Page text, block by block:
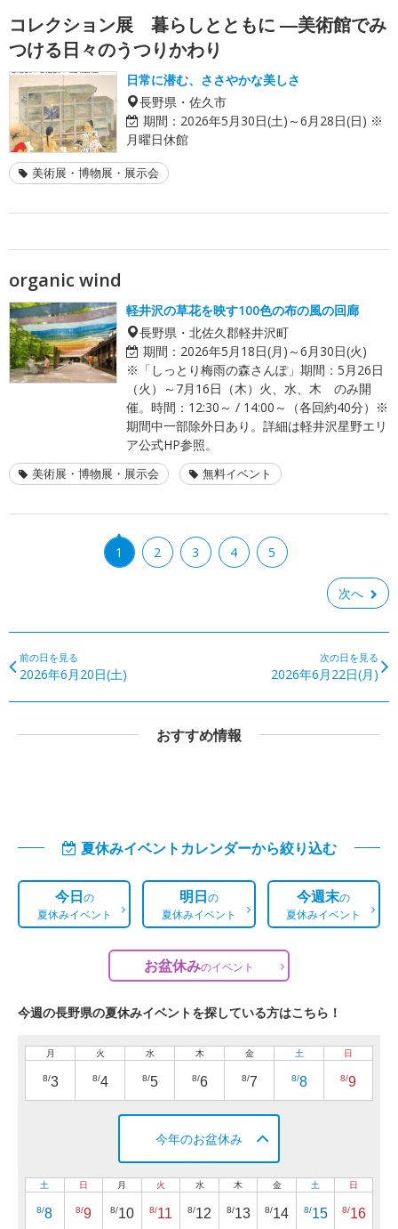
コレクション展 暮らしとともに ―美術館でみ
つける日々のうつりかわり
日常に潜む、ささやかな美しさ
長野県・佐久市
期間： 2026年5月30日(土)～6月28日(日) ※
月曜日休館
美術展・博物展・展示会
organic wind
軽井沢の草花を映す100色の布の風の回廊
長野県・北佐久郡軽井沢町
期間： 2026年5月18日(月)～6月30日(火)
※「しっとり梅雨の森さんぽ」期間：5月26日
（火）～7月16日（木）火、水、木 のみ開
催。時間：12:30～ / 14:00～（各回約40分）※
期間中一部除外日あり。詳細は軽井沢星野エリ
ア公式HP参照。
美術展・博物展・展示会 無料イベント
1 2 3 4 5
次へ
前の日を見る
2026年6月20日(土)
次の日を見る
2026年6月22日(月)
おすすめ情報
夏休みイベントカレンダーから絞り込む
今日の
夏休みイベント
明日の
夏休みイベント
今週末の
夏休みイベント
お盆休みのイベント
今週の長野県の夏休みイベントを探している方はこちら！
月
8/3
火
8/4
水
8/5
木
8/6
金
8/7
土
8/8
日
8/9
今年のお盆休み
土
8/8
日
8/9
月
8/10
火
8/11
水
8/12
木
8/13
金
8/14
土
8/15
日
8/16